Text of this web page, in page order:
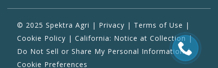
© 2025 Spektra Agri | Privacy | Terms of Use |
Cookie Policy | California: Notice at Collection |
Do Not Sell or Share My Personal Information|
Cookie Preferences